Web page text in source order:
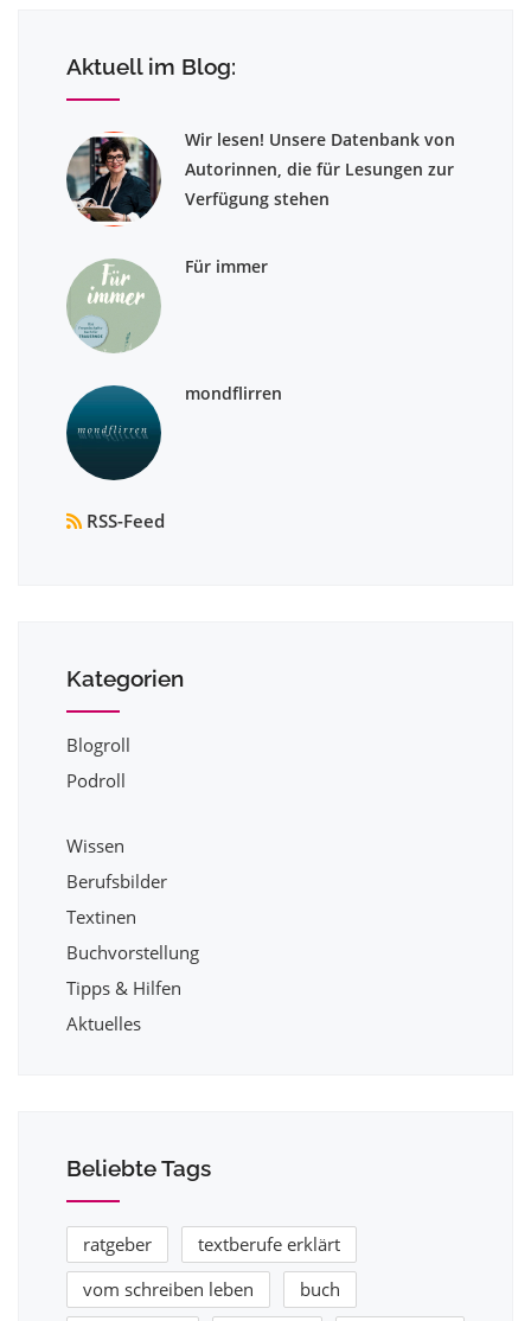
Aktuell im Blog:
Wir lesen! Unsere Datenbank von
Autorinnen, die für Lesungen zur
Verfügung stehen
Für immer
mondflirren
RSS-Feed
Kategorien
Blogroll
Podroll
Wissen
Berufsbilder
Textinen
Buchvorstellung
Tipps & Hilfen
Aktuelles
Beliebte Tags
ratgeber
textberufe erklärt
vom schreiben leben
buch